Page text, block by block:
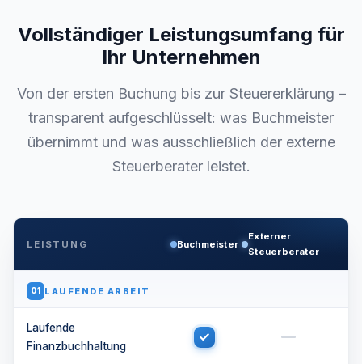
Vollständiger Leistungsumfang für
Ihr Unternehmen
Von der ersten Buchung bis zur Steuererklärung –
transparent aufgeschlüsselt: was Buchmeister
übernimmt und was ausschließlich der externe
Steuerberater leistet.
LEISTUNG Buchmeister
Externer
Steuerberater
01 LAUFENDE ARBEIT
Laufende
Finanzbuchhaltung